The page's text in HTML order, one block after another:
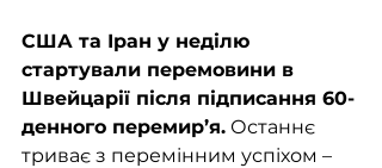
США та Іран у неділю
стартували перемовини в
Швейцарії після підписання 60-
денного перемир’я. Останнє
триває з перемінним успіхом –